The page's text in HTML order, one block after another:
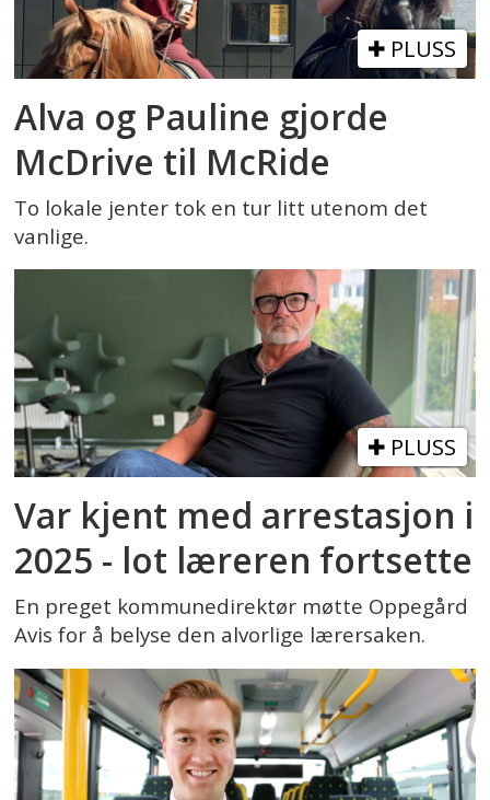
PLUSS
Alva og Pauline gjorde
McDrive til McRide
To lokale jenter tok en tur litt utenom det
vanlige.
PLUSS
Var kjent med arrestasjon i
2025 - lot læreren fortsette
En preget kommunedirektør møtte Oppegård
Avis for å belyse den alvorlige lærersaken.